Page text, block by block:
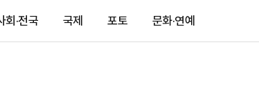
회·전국 국제 포토 문화·연예